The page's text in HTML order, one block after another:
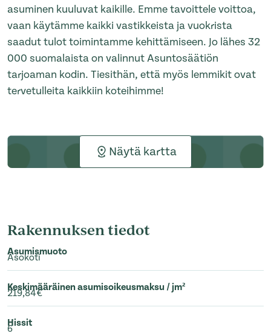
asuminen kuuluvat kaikille. Emme tavoittele voittoa,
vaan käytämme kaikki vastikkeista ja vuokrista
saadut tulot toimintamme kehittämiseen. Jo lähes 32
000 suomalaista on valinnut Asuntosäätiön
tarjoaman kodin. Tiesithän, että myös lemmikit ovat
tervetulleita kaikkiin koteihimme!
Näytä kartta
Rakennuksen tiedot
Asumismuoto
Asokoti
Keskimääräinen asumisoikeusmaksu / jm²
219,84€
Hissit
6